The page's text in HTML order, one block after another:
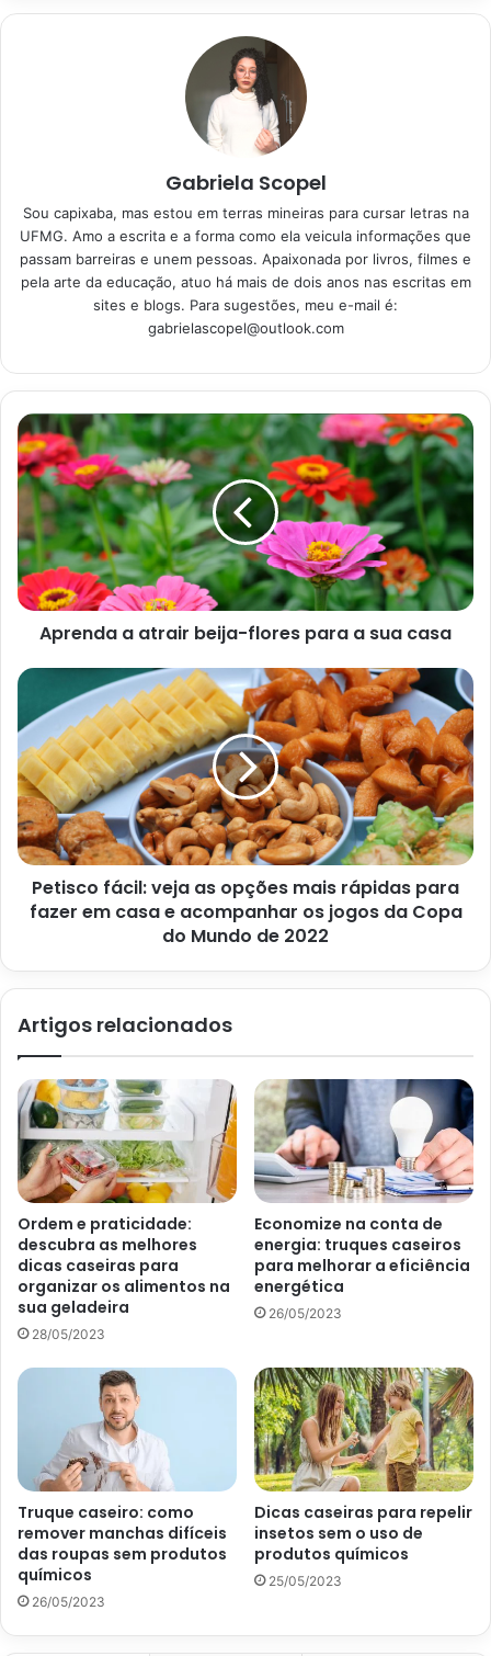
Aromaterapia caseira: truques para
perfumar sua casa com ingredientes
simples
28/05/2023
de forma rápida e eficaz
28/05/2023
1. Faça a festa no mesmo
economias, fazer a festa no mesmo lugar da cerimônia é
uma jogada muito inteligente. Isso porque, segundo uma
matéria publicada pelo siteG1,no dia 20 de julho de 2017,
ao fazer a cerimônia no mesmo lugar que você receberá
os seus convidados traz muitas vantagens.
Os convidados não precisarão se locomover de um local
para o outro, o espaço alugado será o mesmo e muita
uma data para reservar em apenas um lugar, e não dois
lugares para se preocupar.
Decoração de casamento: 3 dicas para facilitar o seu tão sonhado
dia – G1
2. Iluminação, flores e
lembrancinhas
Agora, vamos falar sobre iluminação, mesmo que o seu
casamento seja em um horário de sol. Assim, sempre
invista em uma boa iluminação para que suas fotos sejam
boas e para que o ambiente fique aconchegante e bem
decorado. Portanto, use, com cautela, lustres ou
luminárias penduradas, por exemplo.
Outra sugestão que também funciona na decoração de
casamento é a decoração com fairylights. O que é isso?
Bom, é o uso de cortinas de luzes que consegue criar uma
atmosfera intimista e romântica.
No caso das flores e lembrancinhas, veja se o tema está
de acordo com o que você está pensando e encomende
conforme o necessário. Ou seja: nada de exagerar no
tanto de lembrancinhas e se planeje antes de pedir as
desnecessário.
Gabriela Scopel
Sou capixaba, mas estou em terras mineiras para cursar letras na
UFMG. Amo a escrita e a forma como ela veicula informações que
passam barreiras e unem pessoas. Apaixonada por livros, filmes e
pela arte da educação, atuo há mais de dois anos nas escritas em
sites e blogs. Para sugestões, meu e-mail é:
gabrielascopel@outlook.com
Aprenda a atrair beija-flores para a sua casa
Petisco fácil: veja as opções mais rápidas para
fazer em casa e acompanhar os jogos da Copa
do Mundo de 2022
Artigos relacionados
Ordem e praticidade:
descubra as melhores
dicas caseiras para
organizar os alimentos na
sua geladeira
28/05/2023
Economize na conta de
energia: truques caseiros
para melhorar a eficiência
energética
26/05/2023
Truque caseiro: como
remover manchas difíceis
das roupas sem produtos
químicos
26/05/2023
Dicas caseiras para repelir
insetos sem o uso de
produtos químicos
25/05/2023